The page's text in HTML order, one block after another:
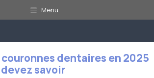
Menu
dentaires en 2025
savoir